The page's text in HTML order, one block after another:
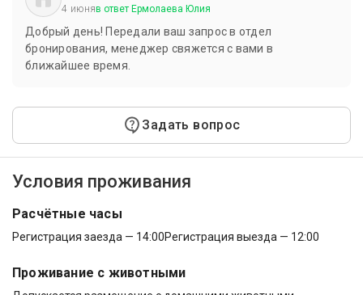
4 июняв ответ Ермолаева Юлия
Добрый день! Передали ваш запрос в отдел
бронирования, менеджер свяжется с вами в
ближайшее время.
Задать вопрос
Условия проживания
Расчётные часы
Регистрация заезда — 14:00Регистрация выезда — 12:00
Проживание с животными